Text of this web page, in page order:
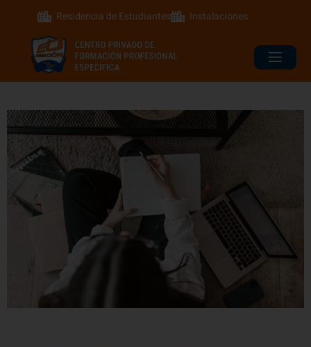
Residencia de Estudiantes Instalaciones